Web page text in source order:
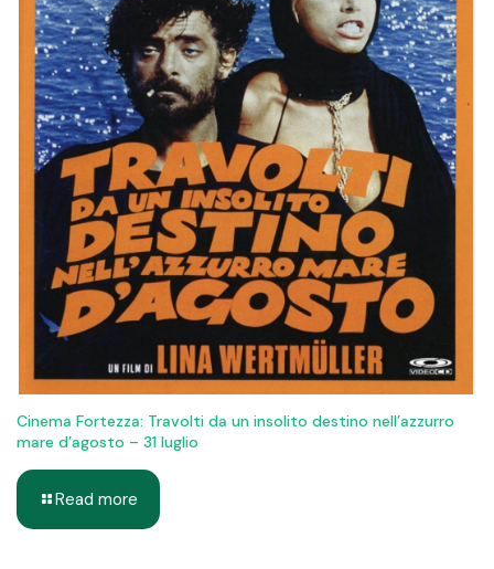
Cinema Fortezza: Travolti da un insolito destino nell’azzurro
mare d’agosto – 31 luglio
Read more